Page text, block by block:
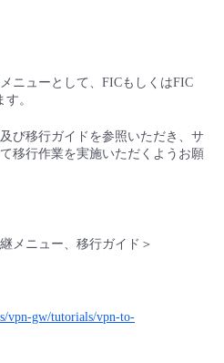
ニューとして、FICもしくはFIC
。
び移行ガイドを参照いただき、サ
移行作業を実施いただくようお願
メニュー、移行ガイド＞
vpn-gw/tutorials/vpn-to-